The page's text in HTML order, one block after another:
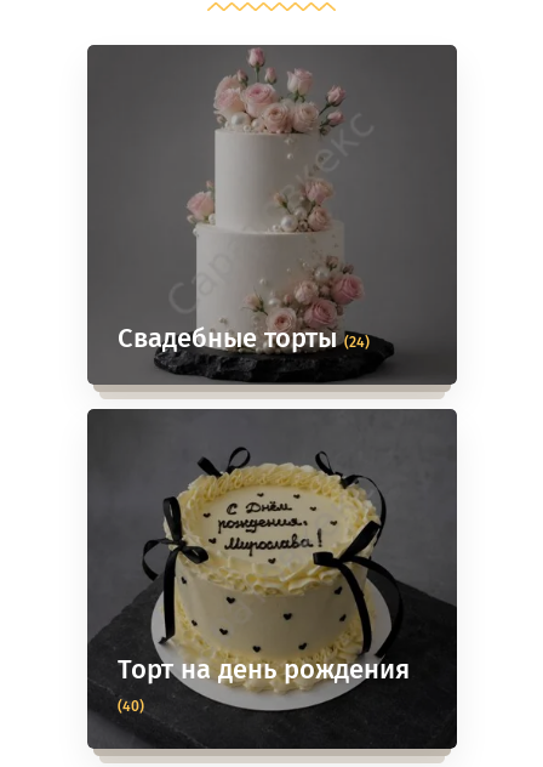
Свадебные торты(24)
Торт на день рождения
(40)